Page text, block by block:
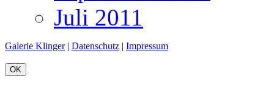
Juli 2011
Galerie Klinger| Datenschutz | Impressum
OK